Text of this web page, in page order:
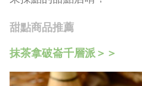
甜點商品推薦
抹茶拿破崙千層派＞＞